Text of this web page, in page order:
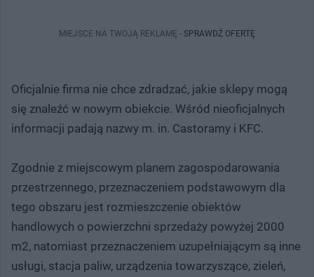
MIEJSCE NA TWOJĄ REKLAMĘ - SPRAWDŹ OFERTĘ
Oficjalnie firma nie chce zdradzać, jakie sklepy mogą
się znaleźć w nowym obiekcie. Wśród nieoficjalnych
informacji padają nazwy m. in. Castoramy i KFC.
Zgodnie z miejscowym planem zagospodarowania
przestrzennego, przeznaczeniem podstawowym dla
tego obszaru jest rozmieszczenie obiektów
handlowych o powierzchni sprzedaży powyżej 2000
m2, natomiast przeznaczeniem uzupełniającym są inne
usługi, stacja paliw, urządzenia towarzyszące, zieleń,